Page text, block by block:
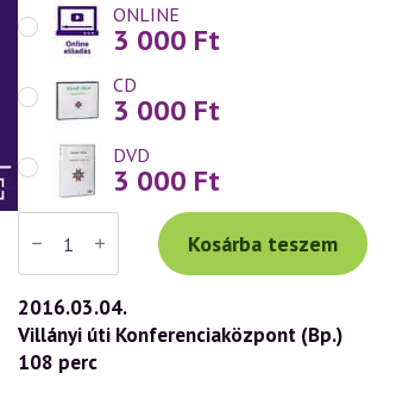
ONLINE
3 000 Ft
CD
3 000 Ft
DVD
3 000 Ft
Váradi
Tibor
előadás
(729)
—
„Az
Ige
testté
lett”
Kosárba teszem
2016.03.04.
Villányi úti Konferenciaközpont (Bp.)
108 perc